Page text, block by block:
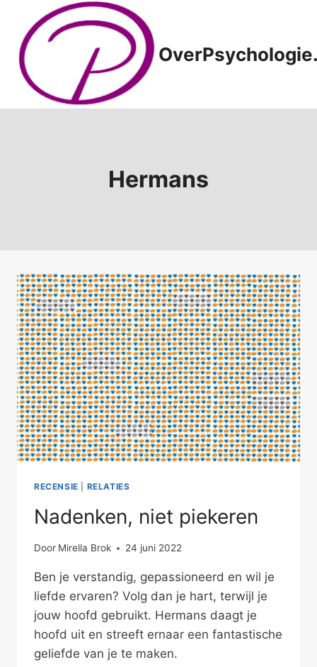
Doorgaan
inhoud
Hermans
RECENSIE RELATIES
Nadenken, niet piekeren
Door Mirella Brok 24 juni 2022
Ben je verstandig, gepassioneerd en wil je
liefde ervaren? Volg dan je hart, terwijl je
jouw hoofd gebruikt. Hermans daagt je
hoofd uit en streeft ernaar een fantastische
geliefde van je te maken.